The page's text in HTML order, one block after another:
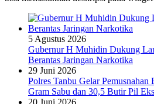
5 Agustus 2026
Gubernur H Muhidin Dukung
Berantas Jaringan Narkotika
29 Juni 2026
Polres Tanbu Gelar
Gram Sabu dan 30,5 Butir Pil